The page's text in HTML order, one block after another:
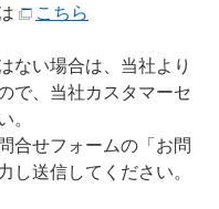
こちら
ない場合は、当社より
で、当社カスタマーセ
。
合せフォームの「お問
し送信してください。